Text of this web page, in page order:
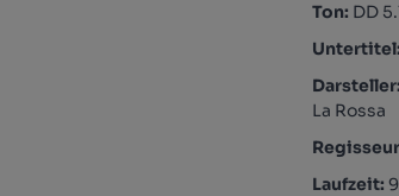
Ton: DD
Untertitel:
Darsteller:
La Rossa
Laufzeit: